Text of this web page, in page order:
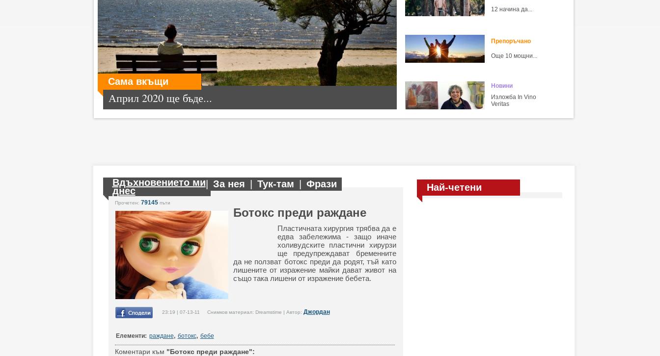
Сама вкъщи
Април 2020 ще бъде...
12 начина да...
Препоръчано
Още 10 мощни...
Новини
Изложба In Vino
Veritas
Вдъхновението ми
днес
| За нея Тук-там Фрази
Прочетен: 79145пъти
Ботокс преди раждане
Пластичната хирургия трябва да е
едва забележима - защо иначе
холивудските пластични хирурзи
ще предупреждават бременните
да не ползват ботокс преди да родят, тъй като
лишените от изражение майки дават живот на
също така лишени от изражение бебета.
23:19 | 07-13-11 Снимков материал: Dreamstime | Автор: Джордан
Елементи: раждане, ботокс, бебе
Коментари към "Ботокс преди раждане":
Най-четени